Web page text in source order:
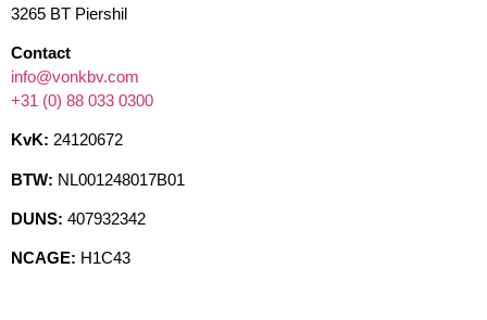
3265 BT Piershil
Contact
info@vonkbv.com
+31 (0) 88 033 0300
KvK: 24120672
BTW: NL001248017B01
DUNS: 407932342
NCAGE: H1C43